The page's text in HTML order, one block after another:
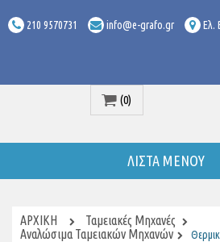
210 9570731 info@e-grafo.gr Ελ.
(0)
ΛΊΣΤΑ ΜΕΝΟΎ
ΑΡΧΙΚΉ
Ταμειακές Μηχανές
Αναλώσιμα Ταμειακών Μηχανών